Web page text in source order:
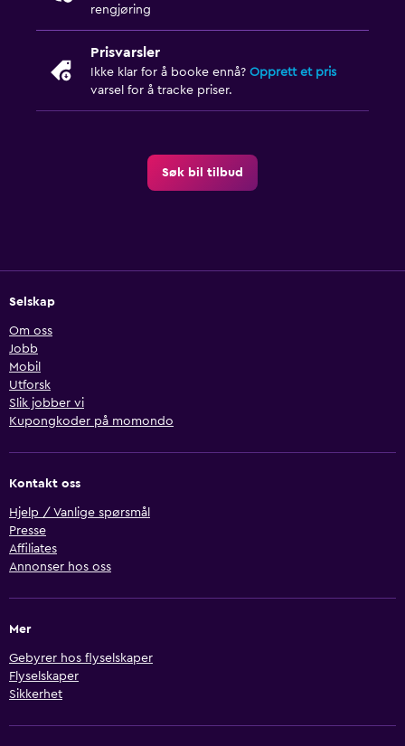
rengjøring
Prisvarsler
Ikke klar for å booke ennå? Opprett et pris
varsel for å tracke priser.
Søk bil tilbud
Selskap
Om oss
Jobb
Mobil
Utforsk
Slik jobber vi
Kupongkoder på momondo
Kontakt oss
Hjelp / Vanlige spørsmål
Presse
Affiliates
Annonser hos oss
Mer
Gebyrer hos flyselskaper
Flyselskaper
Sikkerhet